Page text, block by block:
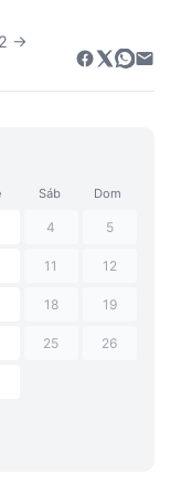
→
Sáb Dom
4 5
11 12
18 19
25 26